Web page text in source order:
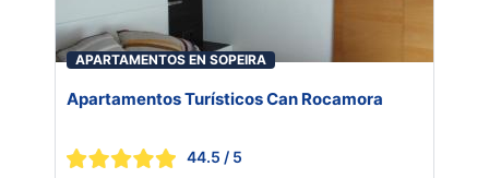
APARTAMENTOS EN SOPEIRA
Apartamentos Turísticos Can Rocamora
44.5 / 5